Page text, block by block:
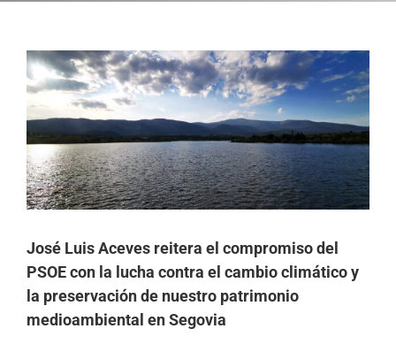
Ver
imagen
más
grande
José Luis Aceves reitera el compromiso del
PSOE con la lucha contra el cambio climático y
la preservación de nuestro patrimonio
medioambiental en Segovia